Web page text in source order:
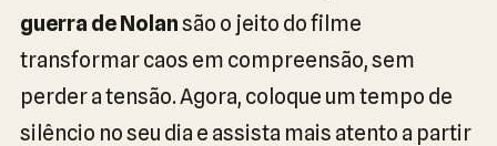
guerra de Nolansão o jeito do filme
transformar caos em compreensão, sem
perder a tensão. Agora, coloque um tempo de
silêncio no seu dia e assista mais atento a partir